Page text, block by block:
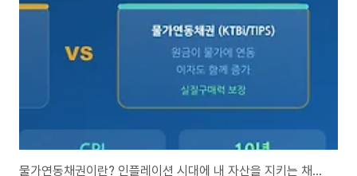
물가연동채권이란? 인플레이션 시대에 내 자산을 지키는 채권 투자 완전 정복